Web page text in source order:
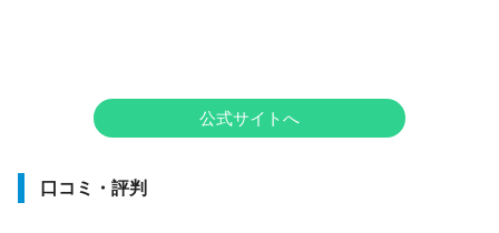
公式サイトへ
口コミ・評判